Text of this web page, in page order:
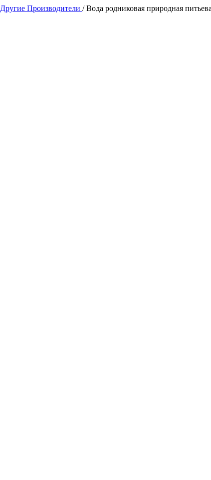
Другие Производители /Вода родниковая природная